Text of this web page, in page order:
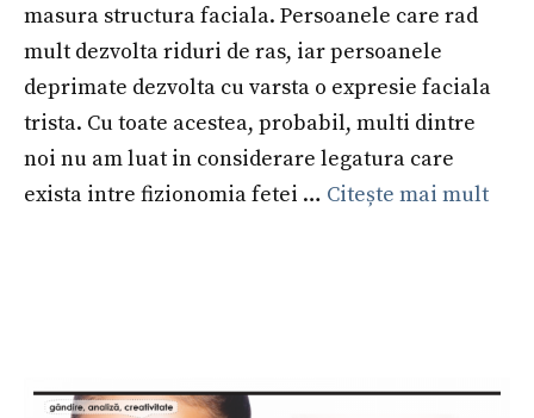
masura structura faciala. Persoanele care rad
mult dezvolta riduri de ras, iar persoanele
deprimate dezvolta cu varsta o expresie faciala
trista. Cu toate acestea, probabil, multi dintre
noi nu am luat in considerare legatura care
exista intre fizionomia fetei … Citește mai mult